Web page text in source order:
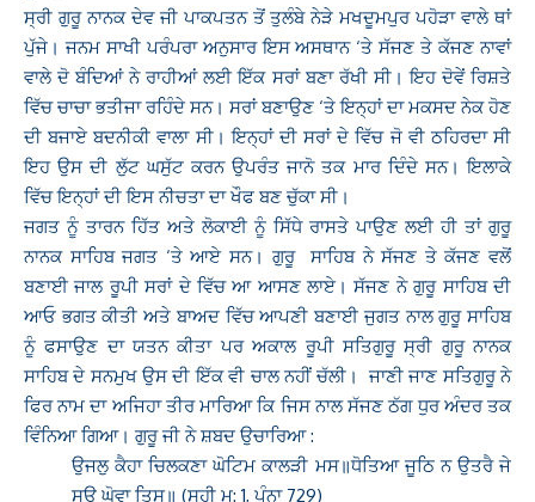
ਸ੍ਰੀ ਗੁਰੂ ਨਾਨਕ ਦੇਵ ਜੀ ਪਾਕਪਤਨ ਤੋਂ ਤੁਲੰਬੇ ਨੇੜੇ ਮਖਦੂਮਪੁਰ ਪਹੋੜਾ ਵਾਲੇ ਥਾਂ
ਪੁੱਜੇ। ਜਨਮ ਸਾਖੀ ਪਰੰਪਰਾ ਅਨੁਸਾਰ ਇਸ ਅਸਥਾਨ ‘ਤੇ ਸੱਜਣ ਤੇ ਕੱਜਣ ਨਾਵਾਂ
ਵਾਲੇ ਦੋ ਬੰਦਿਆਂ ਨੇ ਰਾਹੀਆਂ ਲਈ ਇੱਕ ਸਰਾਂ ਬਣਾ ਰੱਖੀ ਸੀ। ਇਹ ਦੋਵੇਂ ਰਿਸ਼ਤੇ
ਵਿੱਚ ਚਾਚਾ ਭਤੀਜਾ ਰਹਿੰਦੇ ਸਨ। ਸਰਾਂ ਬਣਾਉਣ ‘ਤੇ ਇਨ੍ਹਾਂ ਦਾ ਮਕਸਦ ਨੇਕ ਹੋਣ
ਦੀ ਬਜਾਏ ਬਦਨੀਕੀ ਵਾਲਾ ਸੀ। ਇਨ੍ਹਾਂ ਦੀ ਸਰਾਂ ਦੇ ਵਿੱਚ ਜੋ ਵੀ ਠਹਿਰਦਾ ਸੀ
ਇਹ ਉਸ ਦੀ ਲੁੱਟ ਘਸੁੱਟ ਕਰਨ ਉਪਰੰਤ ਜਾਨੋ ਤਕ ਮਾਰ ਦਿੰਦੇ ਸਨ। ਇਲਾਕੇ
ਵਿੱਚ ਇਨ੍ਹਾਂ ਦੀ ਇਸ ਨੀਚਤਾ ਦਾ ਖੌਫ ਬਣ ਚੁੱਕਾ ਸੀ।
ਜਗਤ ਨੂੰ ਤਾਰਨ ਹਿੱਤ ਅਤੇ ਲੋਕਾਈ ਨੂੰ ਸਿੱਧੇ ਰਾਸਤੇ ਪਾਉਣ ਲਈ ਹੀ ਤਾਂ ਗੁਰੂ
ਨਾਨਕ ਸਾਹਿਬ ਜਗਤ ‘ਤੇ ਆਏ ਸਨ। ਗੁਰੂ ਸਾਹਿਬ ਨੇ ਸੱਜਣ ਤੇ ਕੱਜਣ ਵਲੋਂ
ਬਣਾਈ ਜਾਲ ਰੂਪੀ ਸਰਾਂ ਦੇ ਵਿੱਚ ਆ ਆਸਣ ਲਾਏ। ਸੱਜਣ ਨੇ ਗੁਰੂ ਸਾਹਿਬ ਦੀ
ਆਓ ਭਗਤ ਕੀਤੀ ਅਤੇ ਬਾਅਦ ਵਿੱਚ ਆਪਣੀ ਬਣਾਈ ਜੁਗਤ ਨਾਲ ਗੁਰੂ ਸਾਹਿਬ
ਨੂੰ ਫਸਾਉਣ ਦਾ ਯਤਨ ਕੀਤਾ ਪਰ ਅਕਾਲ ਰੂਪੀ ਸਤਿਗੁਰੂ ਸ੍ਰੀ ਗੁਰੂ ਨਾਨਕ
ਸਾਹਿਬ ਦੇ ਸਨਮੁਖ ਉਸ ਦੀ ਇੱਕ ਵੀ ਚਾਲ ਨਹੀਂ ਚੱਲੀ। ਜਾਣੀ ਜਾਣ ਸਤਿਗੁਰੂ ਨੇ
ਫਿਰ ਨਾਮ ਦਾ ਅਜਿਹਾ ਤੀਰ ਮਾਰਿਆ ਕਿ ਜਿਸ ਨਾਲ ਸੱਜਣ ਠੱਗ ਧੁਰ ਅੰਦਰ ਤਕ
ਵਿੰਨਿਆ ਗਿਆ। ਗੁਰੂ ਜੀ ਨੇ ਸ਼ਬਦ ਉਚਾਰਿਆ :
ਉਜਲੁ ਕੈਹਾ ਚਿਲਕਣਾ ਘੋਟਿਮ ਕਾਲੜੀ ਮਸ॥ਧੋਤਿਆ ਜੂਠਿ ਨ ਉਤਰੈ ਜੇ
ਸਉ ਘੋਵਾ ਤਿਸ॥ (ਸੂਹੀ ਮ: 1, ਪੰਨਾ 729)